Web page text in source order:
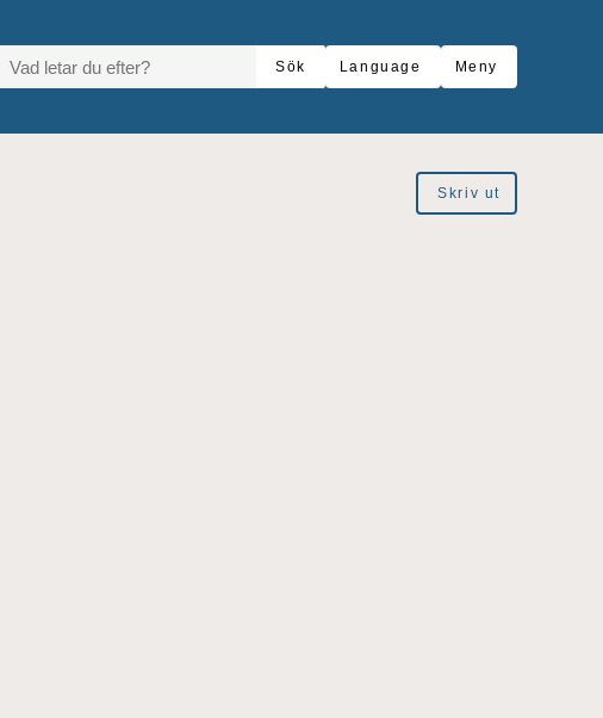
LETAR DU EFTER?
Sök
Language Meny
Skriv ut